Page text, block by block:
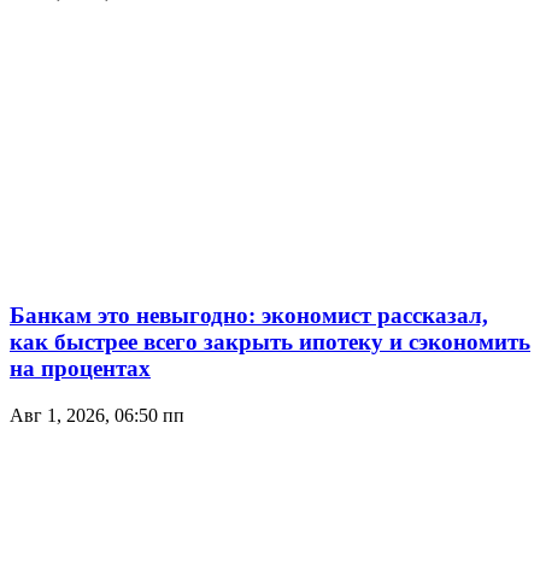
Банкам это невыгодно: экономист рассказал,
как быстрее всего закрыть ипотеку и сэкономить
на процентах
Авг 1, 2026, 06:50 пп